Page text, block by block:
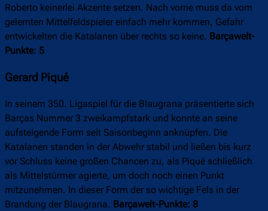
Roberto keinerlei Akzente setzen. Nach vorne muss da vom
gelernten Mittelfeldspieler einfach mehr kommen, Gefahr
entwickelten die Katalanen über rechts so keine. Barçawelt-
Punkte: 5
Gerard Piqué
In seinem 350. Ligaspiel für die Blaugrana präsentierte sich
Barças Nummer 3 zweikampfstark und konnte an seine
aufsteigende Form seit Saisonbeginn anknüpfen. Die
Katalanen standen in der Abwehr stabil und ließen bis kurz
vor Schluss keine großen Chancen zu, als Piqué schließlich
als Mittelstürmer agierte, um doch noch einen Punkt
mitzunehmen. In dieser Form der so wichtige Fels in der
Brandung der Blaugrana. Barçawelt-Punkte: 8